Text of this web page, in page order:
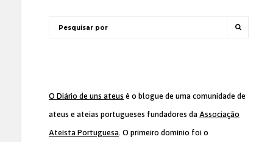
O Diário de uns ateus é o blogue de uma comunidade de
ateus e ateias portugueses fundadores da Associação
Ateísta Portuguesa. O primeiro domínio foi o